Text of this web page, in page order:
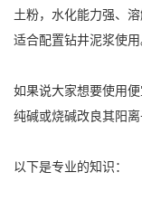
土粉，水化能力强、
适合配置钻井泥浆使用
如果说大家想要使用
纯碱或烧碱改良其阳
以下是专业的知识：